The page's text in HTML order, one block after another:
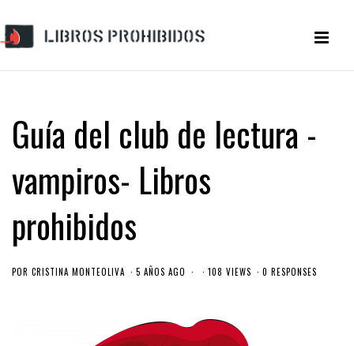
Guía del club de lectura -
vampiros- Libros
prohibidos
POR CRISTINA MONTEOLIVA 5 AÑOS AGO 108 VIEWS 0 RESPONSES